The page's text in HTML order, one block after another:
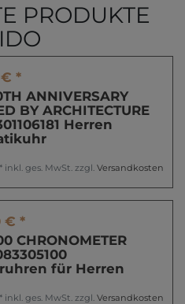
PRODUKTE
€ *
ANNIVERSARY
BY ARCHITECTURE
Herren
* inkl. ges. MwSt. zzgl. Versandkosten
€ *
CHRONOMETER
für Herren
* inkl. ges. MwSt. zzgl. Versandkosten